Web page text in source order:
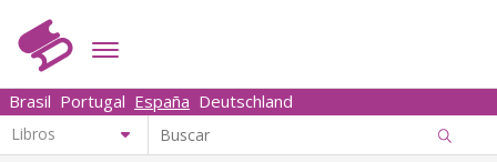
Brasil Portugal España Deutschland